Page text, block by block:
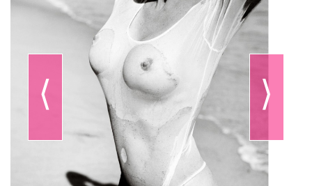
⟨ ⟩